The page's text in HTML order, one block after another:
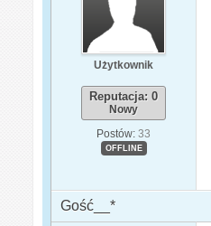
Użytkownik
Reputacja: 0
Nowy
Postów: 33
OFFLINE
Gość__*